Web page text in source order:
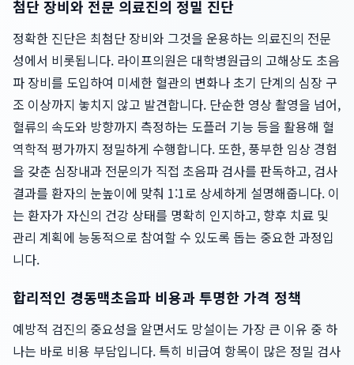
첨단 장비와 전문 의료진의 정밀 진단
정확한 진단은 최첨단 장비와 그것을 운용하는 의료진의 전문
성에서 비롯됩니다. 라이프의원은 대학병원급의 고해상도 초음
파 장비를 도입하여 미세한 혈관의 변화나 초기 단계의 심장 구
조 이상까지 놓치지 않고 발견합니다. 단순한 영상 촬영을 넘어,
혈류의 속도와 방향까지 측정하는 도플러 기능 등을 활용해 혈
역학적 평가까지 정밀하게 수행합니다. 또한, 풍부한 임상 경험
을 갖춘 심장내과 전문의가 직접 초음파 검사를 판독하고, 검사
결과를 환자의 눈높이에 맞춰 1:1로 상세하게 설명해줍니다. 이
는 환자가 자신의 건강 상태를 명확히 인지하고, 향후 치료 및
관리 계획에 능동적으로 참여할 수 있도록 돕는 중요한 과정입
니다.
합리적인 경동맥초음파 비용과 투명한 가격 정책
예방적 검진의 중요성을 알면서도 망설이는 가장 큰 이유 중 하
나는 바로 비용 부담입니다. 특히 비급여 항목이 많은 정밀 검사